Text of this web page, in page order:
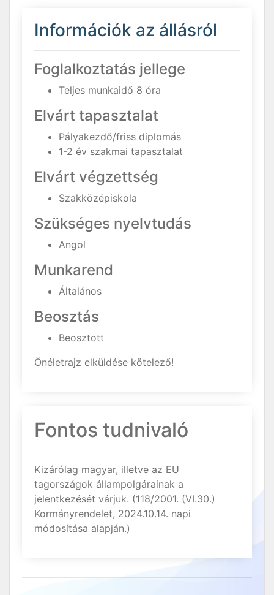
Információk az állásról
Foglalkoztatás jellege
Teljes munkaidő 8 óra
Elvárt tapasztalat
Pályakezdő/friss diplomás
1-2 év szakmai tapasztalat
Elvárt végzettség
Szakközépiskola
Szükséges nyelvtudás
Angol
Munkarend
Általános
Beosztás
Beosztott
Önéletrajz elküldése kötelező!
Fontos tudnivaló
Kizárólag magyar, illetve az EU
tagországok állampolgárainak a
jelentkezését várjuk. (118/2001. (VI.30.)
Kormányrendelet, 2024.10.14. napi
módosítása alapján.)